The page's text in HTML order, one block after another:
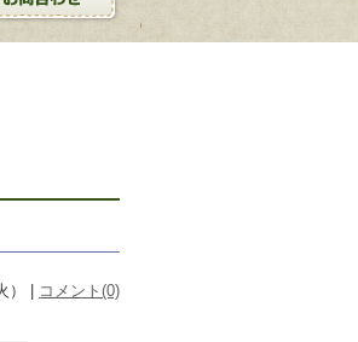
） | コメント(0)